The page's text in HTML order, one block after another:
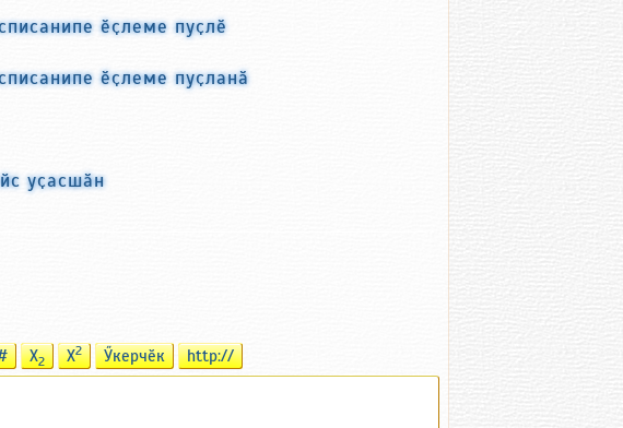
ӗҫлеме пуҫлӗ
ӗҫлеме пуҫланӑ
уҫасшӑн
X2 X2 Ӳкерчӗк http://